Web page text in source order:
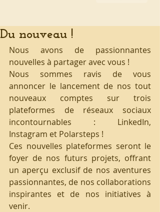
Du nouveau !
Nous avons de passionnantes
nouvelles à partager avec vous !
Nous sommes ravis de vous
annoncer le lancement de nos tout
nouveaux comptes sur trois
plateformes de réseaux sociaux
incontournables : LinkedIn,
Instagram et Polarsteps !
Ces nouvelles plateformes seront le
foyer de nos futurs projets, offrant
un aperçu exclusif de nos aventures
passionnantes, de nos collaborations
inspirantes et de nos initiatives à
venir.